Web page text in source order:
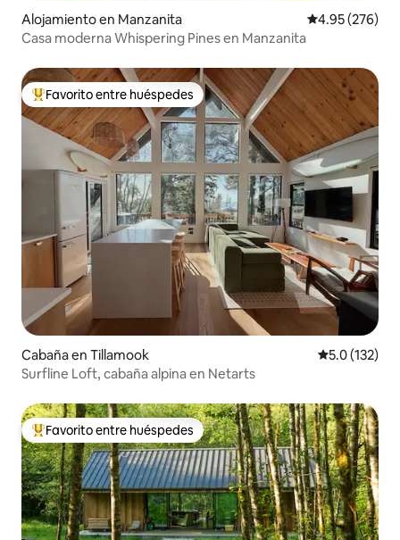
Alojamiento en Manzanita Calificación
4.95 (276)
Casa moderna Whispering Pines en Manzanita
Favorito entre huéspedes preferido
Favorito entre huéspedes
Cabaña en Tillamook Calificación
5.0 (132)
Surfline Loft, cabaña alpina en Netarts
Favorito entre huéspedes preferido
Favorito entre huéspedes